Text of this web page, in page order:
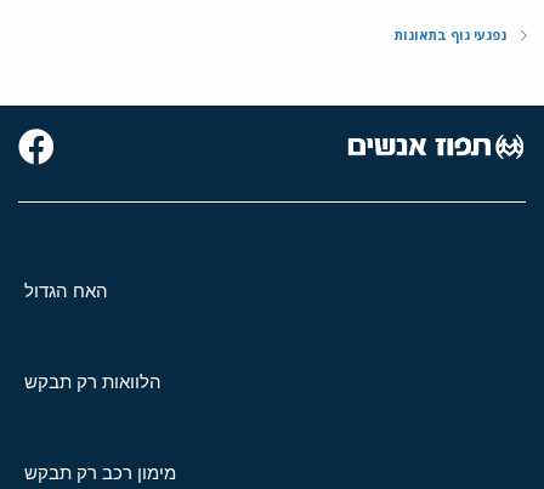
נפגעי גוף בתאונות
האח הגדול
הלוואות רק תבקש
מימון רכב רק תבקש